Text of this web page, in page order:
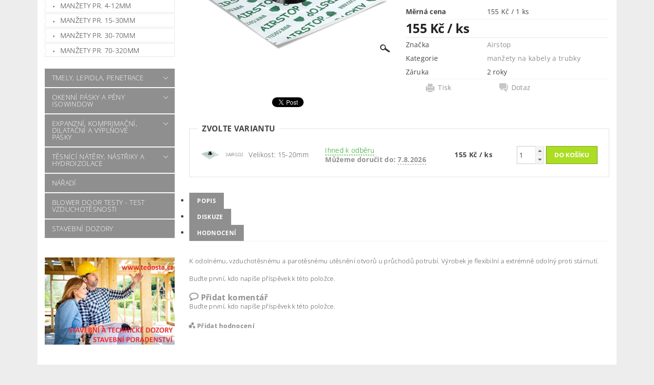
MANŽETY PR. 4-12MM
MANŽETY PR. 15-30MM
MANŽETY PR. 30-70MM
MANŽETY PR. 70-320MM
TMELY, LEPIDLA, PENETRACE
OKENNÍ PÁSKY A PĚNY
ISOWINDOW
EXPANZNÍ, KOMPRIMAČNÍ,
DILATAČNÍ A VÝPLŇOVÉ
PÁSKY
TĚSNÍCÍ NÁTĚRY, NÁSTŘIKY A
HYDROIZOLACE
NÁŘADÍ
BLOWER DOOR TESTY - TEST
VZDUCHOTĚSNOSTI
STAVEBNÍ DOZORY
Měrná cena 155 Kč / 1 ks
155 Kč/ ks
Značka
Airstop
Kategorie
manžety na kabely a trubky
Záruka
2 roky
Tisk
Dotaz
ZVOLTE VARIANTU
3AIRGD2 Velikost: 15-20mm
Ihned k odběru
Můžeme doručit do: 7.8.2026
155 Kč / ks
POPIS
DISKUZE
HODNOCENÍ
K odolnému, vzduchotěsnému a parotěsnému utěsnění otvorů u průchodů potrubí. Výrobek je flexibilní a extrémně odolný proti stárnutí.
Buďte první, kdo napíše příspěvek k této položce.
Přidat komentář
Buďte první, kdo napíše příspěvek k této položce.
Přidat hodnocení